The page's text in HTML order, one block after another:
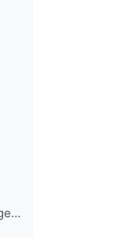
Wo müssen unsere Avatare gespeichert werden, damit...